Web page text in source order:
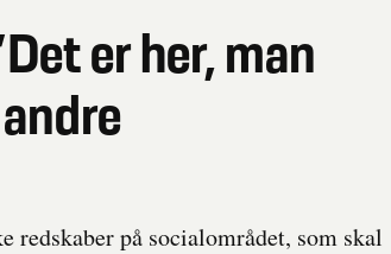
er her, man
redskaber på socialområdet, som skal